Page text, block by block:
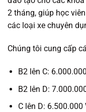
2 tháng, giúp học
các loại xe chuyên
Chúng tôi cung cấp
B2 lên C:
B2 lên D:
C lên D: 6.500.000